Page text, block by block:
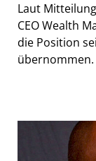
Laut
CEO Wealth
die Position